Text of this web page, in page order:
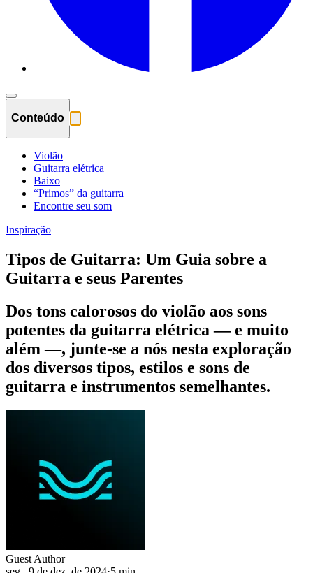
Conteúdo
Violão
Guitarra elétrica
Baixo
“Primos” da guitarra
Encontre seu som
Inspiração
Tipos de Guitarra: Um Guia sobre a
Guitarra e seus Parentes
Dos tons calorosos do violão aos sons
potentes da guitarra elétrica — e muito
além —, junte-se a nós nesta exploração
dos diversos tipos, estilos e sons de
guitarra e instrumentos semelhantes.
Guest Author